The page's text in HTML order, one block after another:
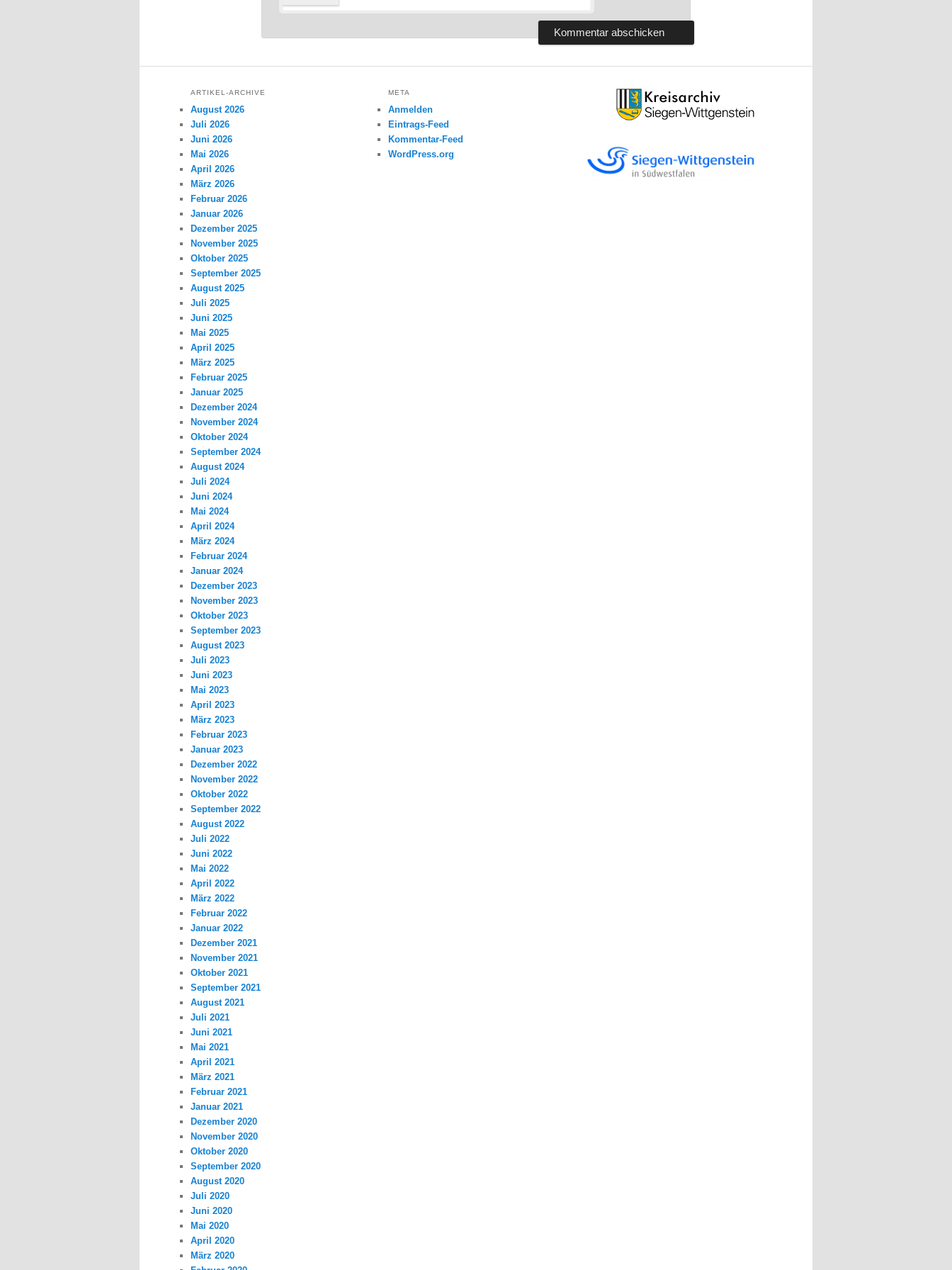
ARTIKEL-ARCHIVE
August 2026
Juli 2026
Juni 2026
Mai 2026
April 2026
März 2026
Februar 2026
Januar 2026
Dezember 2025
November 2025
Oktober 2025
September 2025
August 2025
Juli 2025
Juni 2025
Mai 2025
April 2025
März 2025
Februar 2025
Januar 2025
Dezember 2024
November 2024
Oktober 2024
September 2024
August 2024
Juli 2024
Juni 2024
Mai 2024
April 2024
März 2024
Februar 2024
Januar 2024
Dezember 2023
November 2023
Oktober 2023
September 2023
August 2023
Juli 2023
Juni 2023
Mai 2023
April 2023
März 2023
Februar 2023
Januar 2023
Dezember 2022
November 2022
Oktober 2022
September 2022
August 2022
Juli 2022
Juni 2022
Mai 2022
April 2022
März 2022
Februar 2022
Januar 2022
Dezember 2021
November 2021
Oktober 2021
September 2021
August 2021
Juli 2021
Juni 2021
Mai 2021
April 2021
März 2021
Februar 2021
Januar 2021
Dezember 2020
November 2020
Oktober 2020
September 2020
August 2020
Juli 2020
Juni 2020
Mai 2020
April 2020
März 2020
META
Anmelden
Eintrags-Feed
Kommentar-Feed
WordPress.org